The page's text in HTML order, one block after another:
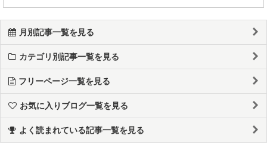
月別記事一覧を見る
カテゴリ別記事一覧を見る
フリーページ一覧を見る
お気に入りブログ一覧を見る
よく読まれている記事一覧を見る